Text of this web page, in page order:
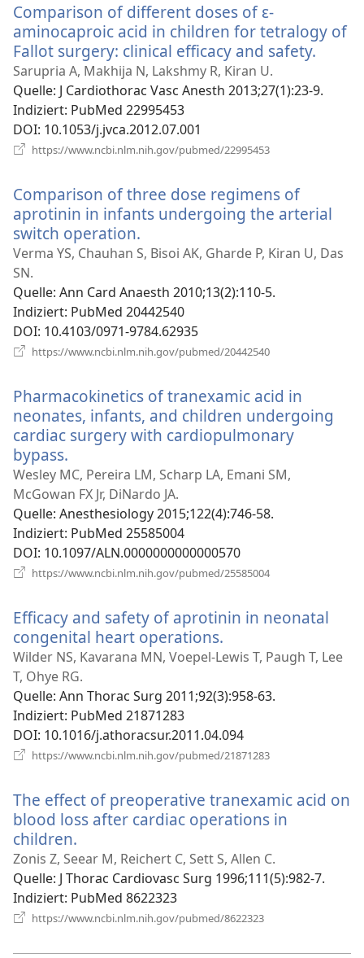
Comparison of different doses of ε-
aminocaproic acid in children for tetralogy of
Fallot surgery: clinical efficacy and safety.
Sarupria A, Makhija N, Lakshmy R, Kiran U.
Quelle‎: J Cardiothorac Vasc Anesth 2013;27(1):23-9.
Indiziert‎: PubMed 22995453
DOI‎: 10.1053/j.jvca.2012.07.001
https://www.ncbi.nlm.nih.gov/pubmed/22995453
Comparison of three dose regimens of
aprotinin in infants undergoing the arterial
switch operation.
neues
Verma YS, Chauhan S, Bisoi AK, Gharde P, Kiran U, Das
SN.
Quelle‎: Ann Card Anaesth 2010;13(2):110-5.
Indiziert‎: PubMed 20442540
DOI‎: 10.4103/0971-9784.62935
https://www.ncbi.nlm.nih.gov/pubmed/20442540
Pharmacokinetics of tranexamic acid in
neonates, infants, and children undergoing
cardiac surgery with cardiopulmonary
bypass.
neues
Fenster)
Wesley MC, Pereira LM, Scharp LA, Emani SM,
McGowan FX Jr, DiNardo JA.
Quelle‎: Anesthesiology 2015;122(4):746-58.
Indiziert‎: PubMed 25585004
DOI‎: 10.1097/ALN.0000000000000570
https://www.ncbi.nlm.nih.gov/pubmed/25585004
Efficacy and safety of aprotinin in neonatal
congenital heart operations.
neues
Wilder NS, Kavarana MN, Voepel-Lewis T, Paugh T, Lee
T, Ohye RG.
Quelle‎: Ann Thorac Surg 2011;92(3):958-63.
Indiziert‎: PubMed 21871283
DOI‎: 10.1016/j.athoracsur.2011.04.094
https://www.ncbi.nlm.nih.gov/pubmed/21871283
The effect of preoperative tranexamic acid on
blood loss after cardiac operations in
children.
neues
Fenster)
Zonis Z, Seear M, Reichert C, Sett S, Allen C.
Quelle‎: J Thorac Cardiovasc Surg 1996;111(5):982-7.
Indiziert‎: PubMed 8622323
https://www.ncbi.nlm.nih.gov/pubmed/8622323